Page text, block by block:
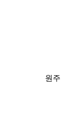
원